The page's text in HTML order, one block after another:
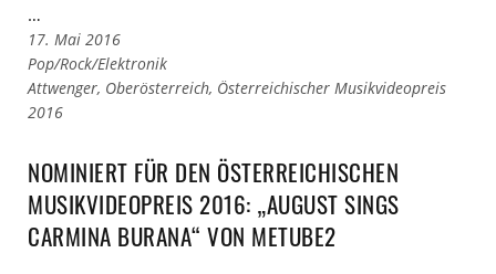
…
17. Mai 2016
Links
zu
den
Pop/Rock/Elektronik
Links
zu
Tags
Attwenger, Oberösterreich, Österreichischer Musikvideopreis
2016
NOMINIERT FÜR DEN ÖSTERREICHISCHEN
MUSIKVIDEOPREIS 2016: „AUGUST SINGS
CARMINA BURANA“ VON METUBE2